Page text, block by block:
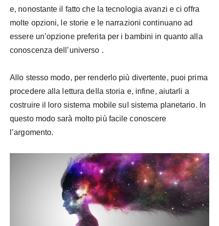
e, nonostante il fatto che la tecnologia avanzi e ci offra
molte opzioni, le storie e le narrazioni continuano ad
essere un’opzione preferita per i bambini in quanto alla
conoscenza dell’universo .
Allo stesso modo, per renderlo più divertente, puoi prima
procedere alla lettura della storia e, infine, aiutarli a
costruire il loro sistema mobile sul sistema planetario. In
questo modo sarà molto più facile conoscere
l’argomento.